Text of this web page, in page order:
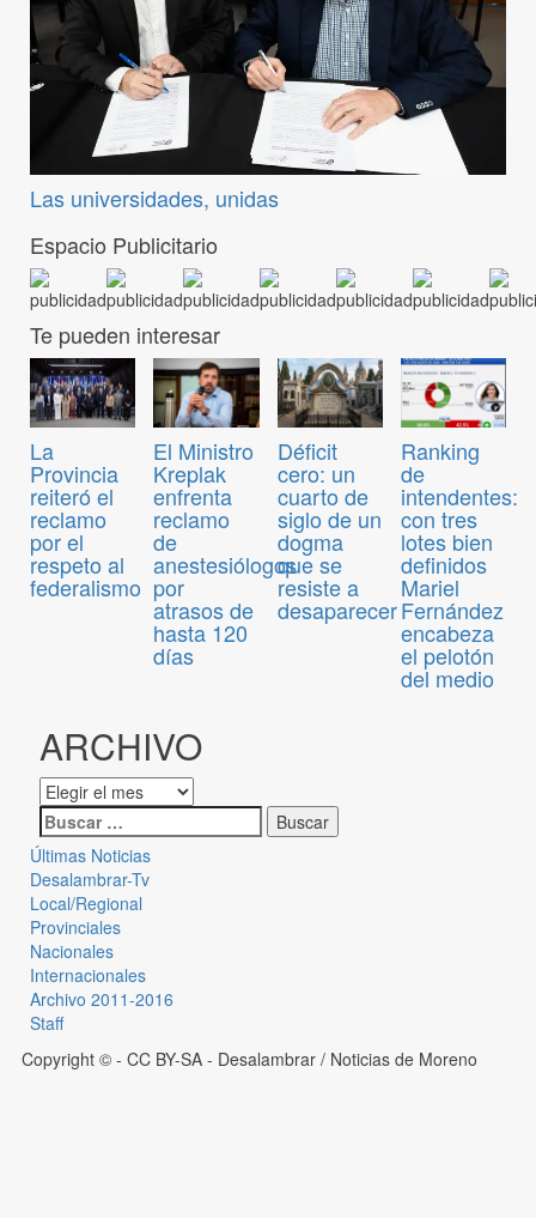
Las universidades, unidas
Espacio Publicitario
Te pueden interesar
La
Provincia
reiteró el
reclamo
por el
respeto al
federalismo
El Ministro
Kreplak
enfrenta
reclamo
de
anestesiólogos
por
atrasos de
hasta 120
días
Déficit
cero: un
cuarto de
siglo de un
dogma
que se
resiste a
desaparecer
Ranking
de
intendentes:
con tres
lotes bien
definidos
Mariel
Fernández
encabeza
el pelotón
del medio
ARCHIVO
Últimas Noticias
Desalambrar-Tv
Local/Regional
Provinciales
Nacionales
Internacionales
Archivo 2011-2016
Staff
Copyright © - CC BY-SA - Desalambrar / Noticias de Moreno